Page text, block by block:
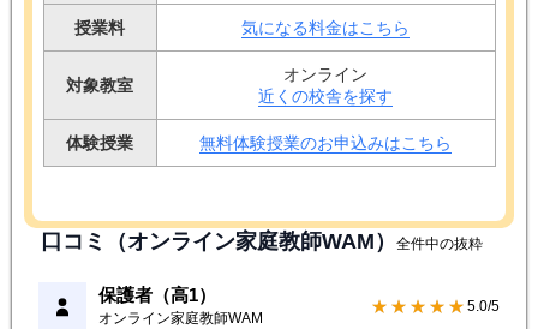
授業料 気になる料金はこちら
対象教室
オンライン
近くの校舎を探す
体験授業 無料体験授業のお申込みはこちら
口コミ（オンライン家庭教師WAM） 全件中の抜粋
保護者（高1）
オンライン家庭教師WAM
★★★★★ 5.0/5